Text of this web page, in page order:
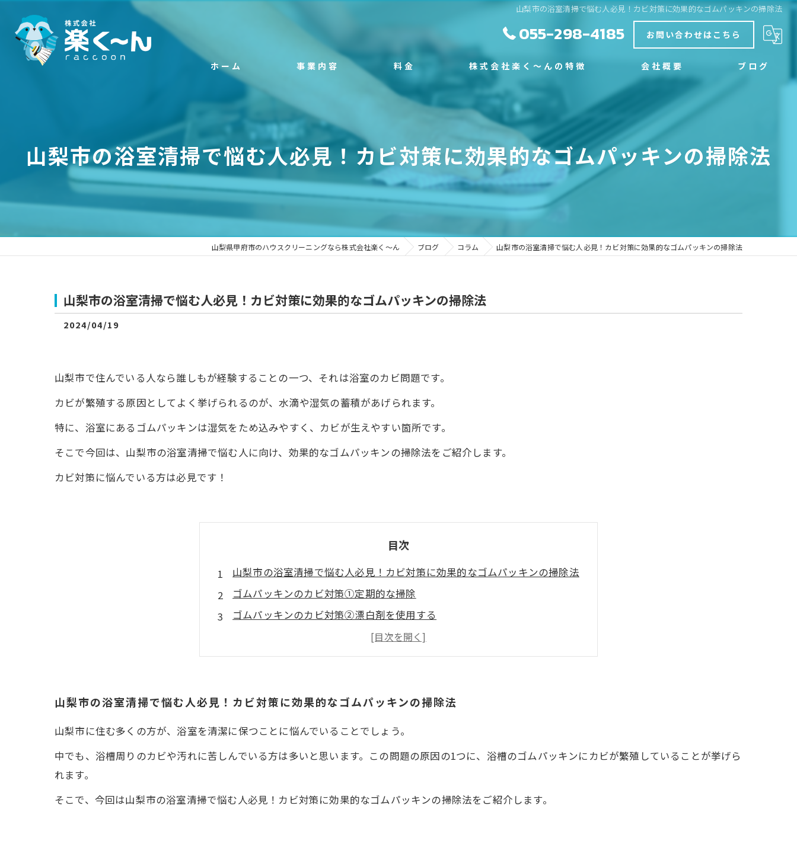
山梨市の浴室清掃で悩む人必見！カビ対策に効果的なゴムパッキンの掃除法
055-298-4185 お問い合わせはこちら
ホーム 事業内容
スタッフ
料金 株式会社楽く～んの特徴
エアコンクリーニング
外構工事
不用品回収
会社概要 ブログ
山梨市の浴室清掃で悩む人必見！カビ対策に効果的なゴムパッキンの掃除法
山梨県甲府市のハウスクリーニングなら株式会社楽く～ん ブログ コラム 山梨市の浴室清掃で悩む人必見！カビ対策に効果的なゴムパッキンの掃除法
山梨市の浴室清掃で悩む人必見！カビ対策に効果的なゴムパッキンの掃除法
2024/04/19
山梨市で住んでいる人なら誰しもが経験することの一つ、それは浴室のカビ問題です。
カビが繁殖する原因としてよく挙げられるのが、水滴や湿気の蓄積があげられます。
特に、浴室にあるゴムパッキンは湿気をため込みやすく、カビが生えやすい箇所です。
そこで今回は、山梨市の浴室清掃で悩む人に向け、効果的なゴムパッキンの掃除法をご紹介します。
カビ対策に悩んでいる方は必見です！
目次
山梨市の浴室清掃で悩む人必見！カビ対策に効果的なゴムパッキンの掃除法
ゴムパッキンのカビ対策①定期的な掃除
ゴムパッキンのカビ対策②漂白剤を使用する
ゴムパッキンのカビ対策③自家製クレンザーを使う
山梨市の浴室清掃で悩む人必見！カビ対策に効果的なゴムパッキンの掃除法
山梨市に住む多くの方が、浴室を清潔に保つことに悩んでいることでしょう。
中でも、浴槽周りのカビや汚れに苦しんでいる方は多いと思います。この問題の原因の1つに、浴槽のゴムパッキンにカビが繁殖していることが挙げら
れます。
そこで、今回は山梨市の浴室清掃で悩む人必見！カビ対策に効果的なゴムパッキンの掃除法をご紹介します。